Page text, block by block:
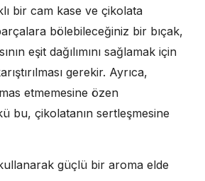
bir cam kase ve çikolata
bölebileceğiniz bir bıçak,
eşit dağılımını sağlamak için
gerekir. Ayrıca,
etmemesine özen
bu, çikolatanın sertleşmesine
güçlü bir aroma elde